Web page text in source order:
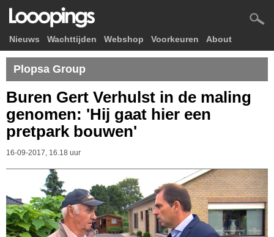
Nieuws Wachttijden Webshop Voorkeuren About
Plopsa Group
Buren Gert Verhulst in de maling
genomen: 'Hij gaat hier een
pretpark bouwen'
16-09-2017, 16.18 uur